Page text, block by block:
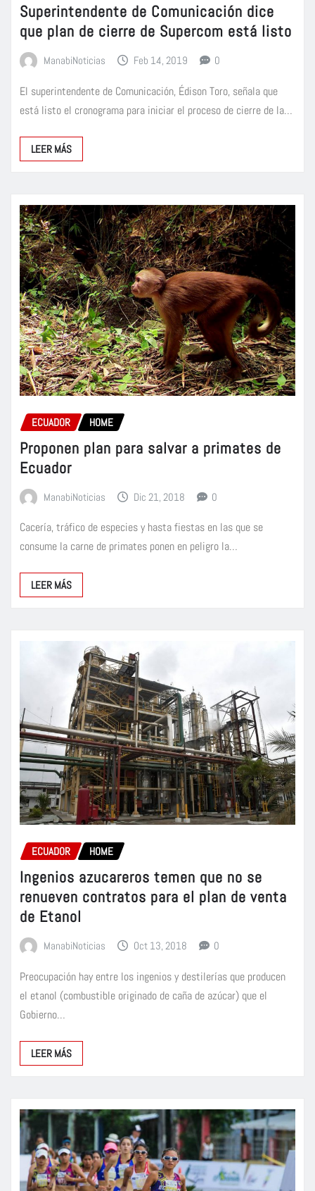
Superintendente de Comunicación dice
que plan de cierre de Supercom está listo
ManabiNoticias Feb 14, 2019 0
El superintendente de Comunicación, Édison Toro, señala que
está listo el cronograma para iniciar el proceso de cierre de la…
LEER MÁS
ECUADOR HOME
Proponen plan para salvar a primates de
Ecuador
ManabiNoticias Dic 21, 2018 0
Cacería, tráfico de especies y hasta fiestas en las que se
consume la carne de primates ponen en peligro la…
LEER MÁS
ECUADOR HOME
Ingenios azucareros temen que no se
renueven contratos para el plan de venta
de Etanol
ManabiNoticias Oct 13, 2018 0
Preocupación hay entre los ingenios y destilerías que producen
el etanol (combustible originado de caña de azúcar) que el
Gobierno…
LEER MÁS